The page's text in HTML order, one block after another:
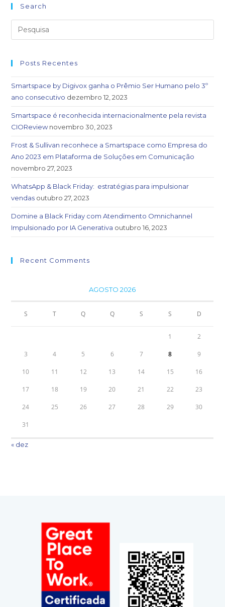
Search
Posts Recentes
Smartspace by Digivox ganha o Prêmio Ser Humano pelo 3º
ano consecutivo dezembro 12, 2023
Smartspace é reconhecida internacionalmente pela revista
CIOReview novembro 30, 2023
Frost & Sullivan reconhece a Smartspace como Empresa do
Ano 2023 em Plataforma de Soluções em Comunicação
novembro 27, 2023
WhatsApp & Black Friday: estratégias para impulsionar
vendas outubro 27, 2023
Domine a Black Friday com Atendimento Omnichannel
Impulsionado por IA Generativa outubro 16, 2023
Recent Comments
AGOSTO 2026
S T Q Q S S D
1 2
3 4 5 6 7 8 9
10 11 12 13 14 15 16
17 18 19 20 21 22 23
24 25 26 27 28 29 30
31
« dez